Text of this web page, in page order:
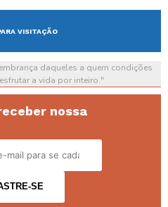
VISITAÇÃO
daqueles a quem condições
a vida por inteiro."
nossa